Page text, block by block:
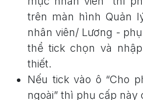
trên màn hình Quản
nhân viên/ Lương -
thể tick chọn và
thiết.
Nếu tick vào ô “Cho
ngoài” thì phụ cấp này